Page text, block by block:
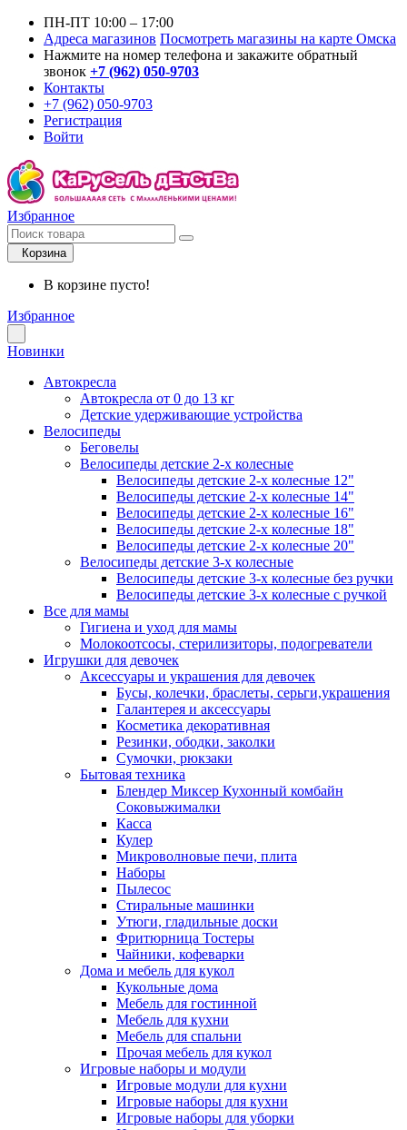
ПН-ПТ 10:00 – 17:00
Адреса магазинов Посмотреть магазины на карте Омска
Нажмите на номер телефона и закажите обратный
звонок +7 (962) 050-9703
Контакты
+7 (962) 050-9703
Регистрация
Войти
Избранное
Корзина
В корзине пусто!
Избранное
Новинки
Автокресла
Автокресла от 0 до 13 кг
Детские удерживающие устройства
Велосипеды
Беговелы
Велосипеды детские 2-х колесные
Велосипеды детские 2-х колесные 12"
Велосипеды детские 2-х колесные 14"
Велосипеды детские 2-х колесные 16"
Велосипеды детские 2-х колесные 18"
Велосипеды детские 2-х колесные 20"
Велосипеды детские 3-х колесные
Велосипеды детские 3-х колесные без ручки
Велосипеды детские 3-х колесные с ручкой
Все для мамы
Гигиена и уход для мамы
Молокоотсосы, стерилизиторы, подогреватели
Игрушки для девочек
Аксессуары и украшения для девочек
Бусы, колечки, браслеты, серьги,украшения
Галантерея и аксессуары
Косметика декоративная
Резинки, ободки, заколки
Сумочки, рюкзаки
Бытовая техника
Блендер Миксер Кухонный комбайн
Соковыжималки
Касса
Кулер
Микроволновые печи, плита
Наборы
Пылесос
Стиральные машинки
Утюги, гладильные доски
Фритюрница Тостеры
Чайники, кофеварки
Дома и мебель для кукол
Кукольные дома
Мебель для гостинной
Мебель для кухни
Мебель для спальни
Прочая мебель для кукол
Игровые наборы и модули
Игровые модули для кухни
Игровые наборы для кухни
Игровые наборы для уборки